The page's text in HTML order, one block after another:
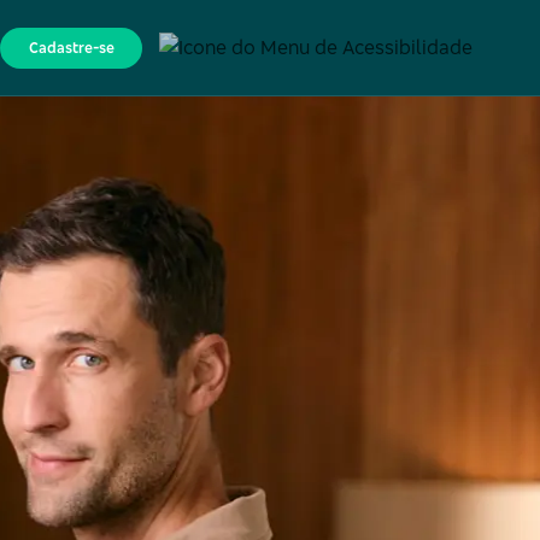
Cadastre-se